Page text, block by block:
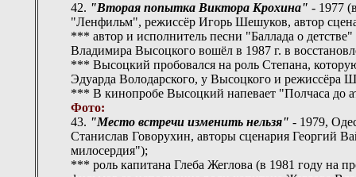
42. "Вторая попытка Виктора Крохина" - 1977
"Ленфильм", режиссёр Игорь Шешуков, автор
*** автор и исполнитель песни "Баллада о
Владимира Высоцкого вошёл в 1987 г. в
*** Высоцкий пробовался на роль Степана,
Эдуарда Володарского, у Высоцкого и режиссёра
*** В кинопробе Высоцкий напевает "Полчаса до
Фото:
43. "Место встречи изменить нельзя" - 1979,
Станислав Говорухин, авторы сценария Георгий
милосердия");
*** роль капитана Глеба Жеглова (в 1981 году на